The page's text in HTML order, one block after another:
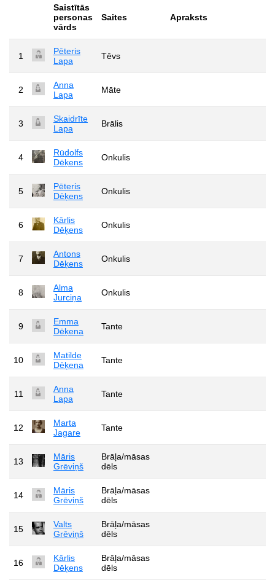
Saistītās
personas
vārds
Saites Apraksts
1
Pēteris
Lapa
Tēvs
2
Anna
Lapa
Māte
3
Skaidrīte
Lapa
Brālis
4
Rūdolfs
Dēķens
Onkulis
5
Pēteris
Dēķens
Onkulis
6
Kārlis
Dēķens
Onkulis
7
Antons
Dēķens
Onkulis
8
Alma
Jurciņa
Onkulis
9
Emma
Dēķena
Tante
10
Matilde
Dēķena
Tante
11
Anna
Lapa
Tante
12
Marta
Jagare
Tante
13
Māris
Grēviņš
Brāļa/māsas
dēls
14
Māris
Grēviņš
Brāļa/māsas
dēls
15
Valts
Grēviņš
Brāļa/māsas
dēls
16
Kārlis
Dēķens
Brāļa/māsas
dēls